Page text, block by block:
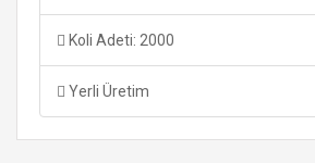
Koli Adeti: 2000
Yerli Üretim